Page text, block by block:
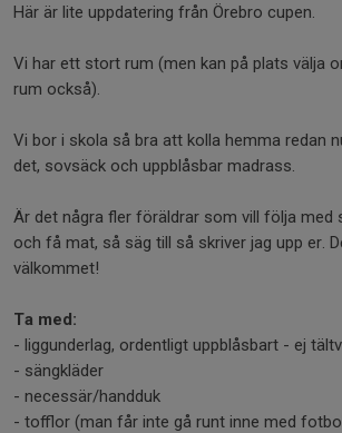
Här är lite uppdatering från Örebro cupen.
Vi har ett stort rum (men kan på plats välja
rum också).
Vi bor i skola så bra att kolla hemma redan
det, sovsäck och uppblåsbar madrass.
Är det några fler föräldrar som vill följa med
och få mat, så säg till så skriver jag upp er.
välkommet!
Ta med:
- liggunderlag, ordentligt uppblåsbart - ej
- sängkläder
- necessär/handduk
- tofflor (man får inte gå runt inne med